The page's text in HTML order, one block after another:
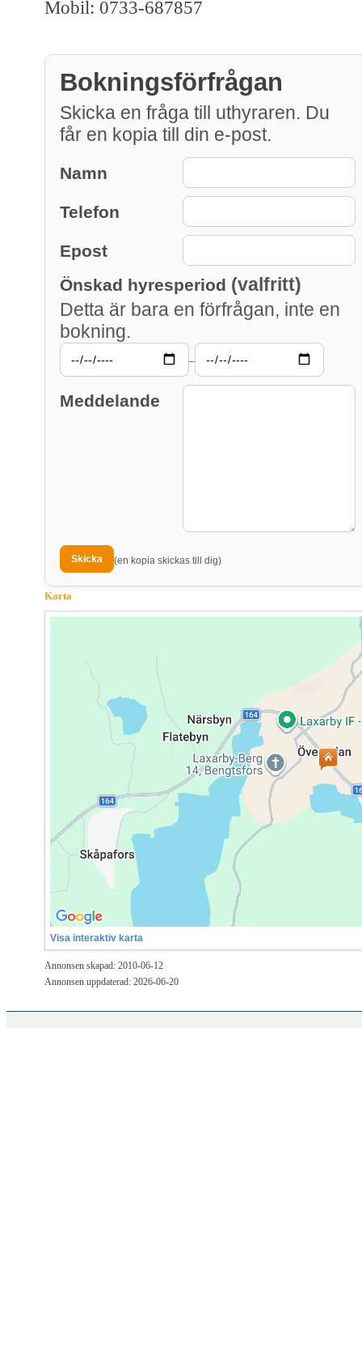
Mobil: 0733-687857
Bokningsförfrågan
Skicka en fråga till uthyraren. Du
får en kopia till din e-post.
Namn
Telefon
Epost
Önskad hyresperiod (valfritt)
Detta är bara en förfrågan, inte en
bokning.
–
Meddelande
(en kopia skickas till dig)
Karta
Visa interaktiv karta
Annonsen skapad: 2010-06-12
Annonsen uppdaterad: 2026-06-20